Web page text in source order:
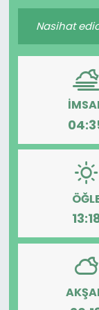
Nasihat
Gündem
KKTC
KKTC
Kültür
Magazin
Moda
Nöbetçi
Otomobil